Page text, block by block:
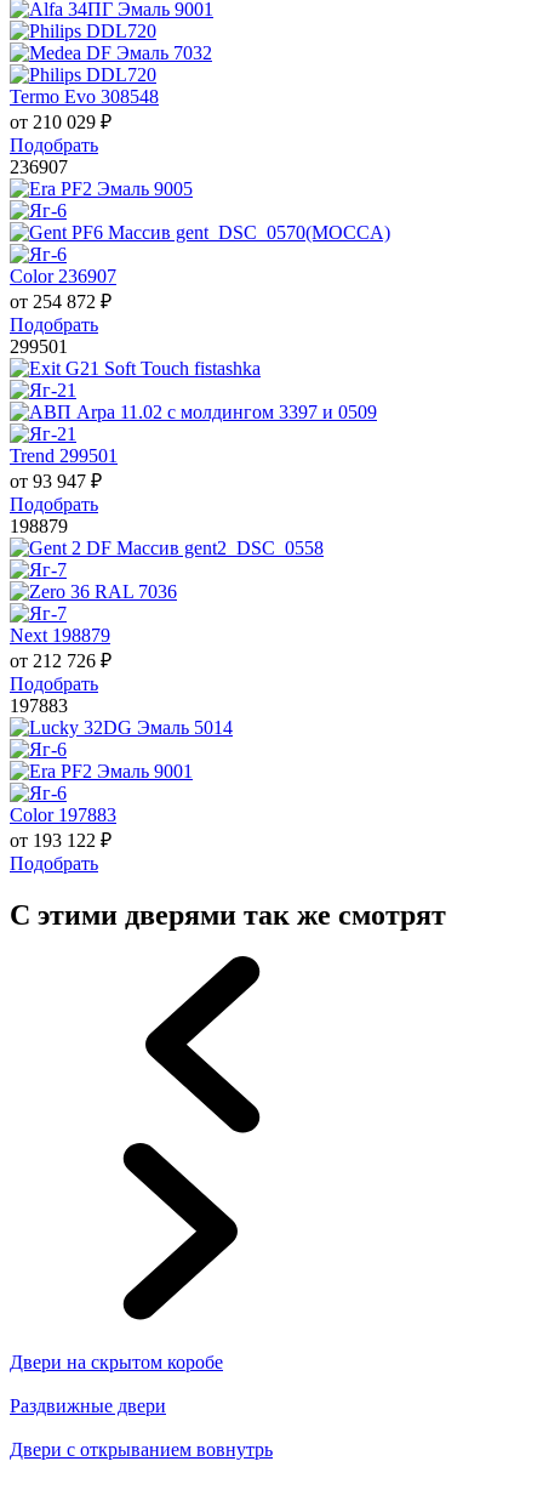
Termo Evo 308548
от 210 029 ₽
Подобрать
236907
Color 236907
от 254 872 ₽
Подобрать
299501
Trend 299501
от 93 947 ₽
Подобрать
198879
Next 198879
от 212 726 ₽
Подобрать
197883
Color 197883
от 193 122 ₽
Подобрать
С этими дверями так же смотрят
Двери на скрытом коробе
Раздвижные двери
Двери с открыванием вовнутрь